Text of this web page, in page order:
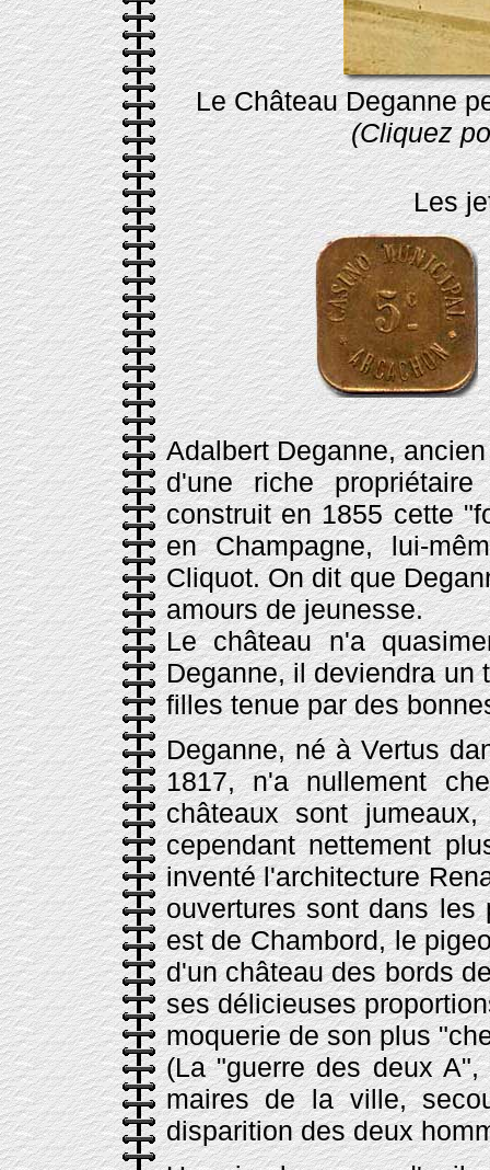
Le Château Deganne
(Cliquez
Les
Adalbert Deganne,
d'une riche
construit en 1855 cette
en Champagne, lui-
Cliquot. On dit que
amours de jeunesse.
Le château n'a
Deganne, il deviendra un
filles tenue par des
Deganne, né à Vertus
1817, n'a nullement
châteaux sont
cependant nettement
inventé l'architecture
ouvertures sont dans les
est de Chambord, le
d'un château des bords
ses délicieuses
moquerie de son plus
(La "guerre des deux
maires de la ville,
disparition des deux